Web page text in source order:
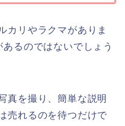
カリやラクマがありま
るのではないでしょう
真を撮り、簡単な説明
売れるのを待つだけで